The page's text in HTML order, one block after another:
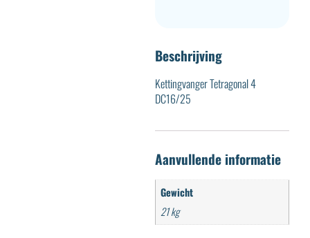
Beschrijving
Kettingvanger Tetragonal 4
DC16/25
Aanvullende informatie
Gewicht
21 kg